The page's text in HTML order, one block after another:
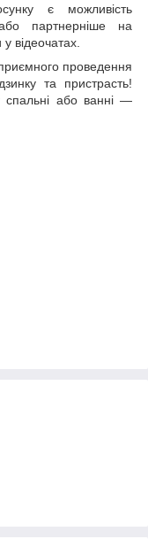
є можливість
партнерніше на
відеочатах.
проведення
та пристрасть!
спальні або ванні —